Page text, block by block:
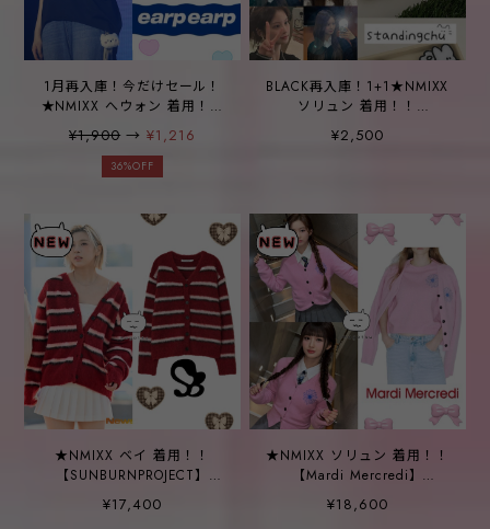
1月再入庫！今だけセール！
★NMIXX へウォン 着用！！
【EARPEARP】 チチフェイ
ス（ランダム人形キーリン
グ）
¥1,900→¥1,216
36%OFF
BLACK再入庫！1+1★NMIXX
ソリュン 着用！！
【standingchu】ジャンプ
ウサギ グリップトック -
¥2,500
★NMIXX ベイ 着用！！
【SUNBURNPROJECT】
Hairy Overfit Cardigan
(BURGUNDY)
¥17,400
★NMIXX ソリュン 着用！！
【Mardi Mercredi】
RACCOON BLENDED
CARDIGAN V NECK_PINK
¥18,600